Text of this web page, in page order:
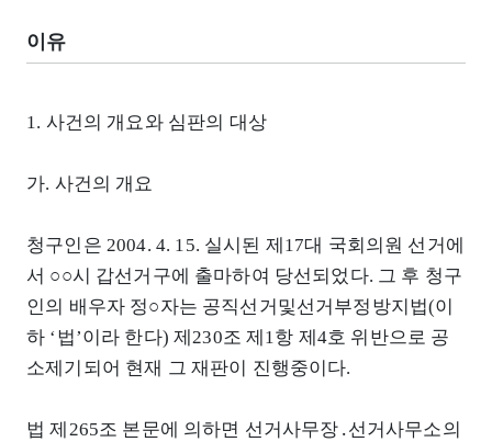
이유
1. 사건의 개요와 심판의 대상
가. 사건의 개요
청구인은 2004. 4. 15. 실시된 제17대 국회의원 선거에
서 ○○시 갑선거구에 출마하여 당선되었다. 그 후 청구
인의 배우자 정○자는 공직선거및선거부정방지법(이
하 ‘법’이라 한다) 제230조 제1항 제4호 위반으로 공
소제기되어 현재 그 재판이 진행중이다.
법 제265조 본문에 의하면 선거사무장․선거사무소의